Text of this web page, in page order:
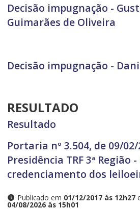
Decisão impugnação -
Guimarães de Oliveira
Decisão impugnação -
RESULTADO
Resultado
Portaria nº 3.504, de 09/02/
Presidência TRF 3ª Região
credenciamento dos
Publicado em 01/12/2017 às 12h27
04/08/2026 às 15h01